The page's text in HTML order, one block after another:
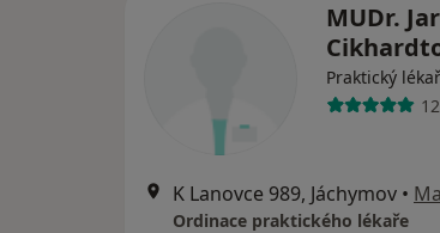
MUDr.
Praktický lékař
K Lanovce 989, Jáchymov •
Ordinace praktického lékaře